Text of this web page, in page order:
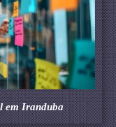
em Iranduba